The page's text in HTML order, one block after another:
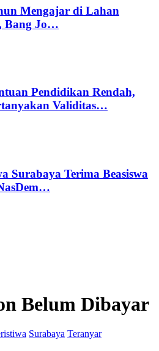
Mengajar di Lahan
Bang Jo…
Pendidikan Rendah,
Validitas…
Surabaya Terima Beasiswa
Belum Dibayar
Surabaya Teranyar